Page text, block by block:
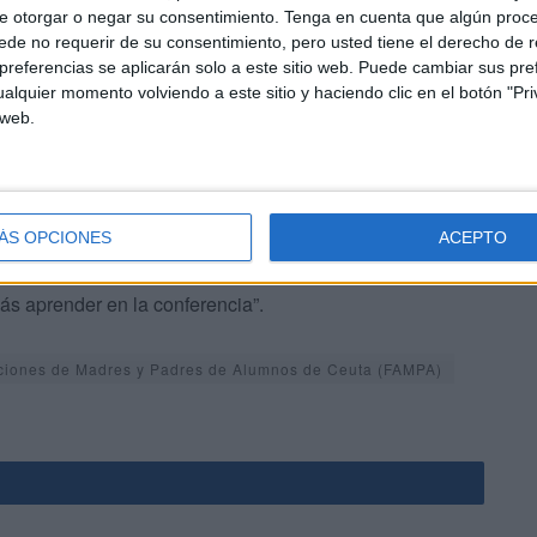
otorgar o negar su consentimiento. Tenga en cuenta que algún
no requerir de su consentimiento, pero usted tiene el derecho de
se aplicarán solo a este sitio web. Puede cambiar sus
momento volviendo a este sitio y haciendo clic en el botón
OPCIONES ACEPTO
y exento de tecnicismos que se adapta a
educativay psicológica, y a cualquier edad”.
“con recomendaciones prácticas para
aprender en la conferencia”.
de Madres y Padres de Alumnos de Ceuta (FAMPA)